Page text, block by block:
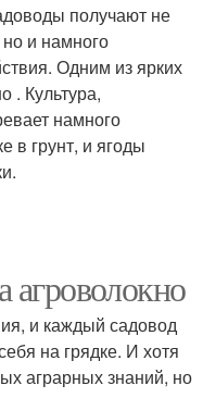
получают не
и намного
Одним из ярких
. Культура,
намного
в грунт, и ягоды
агроволокно
и каждый садовод
на грядке. И хотя
аграрных знаний, но